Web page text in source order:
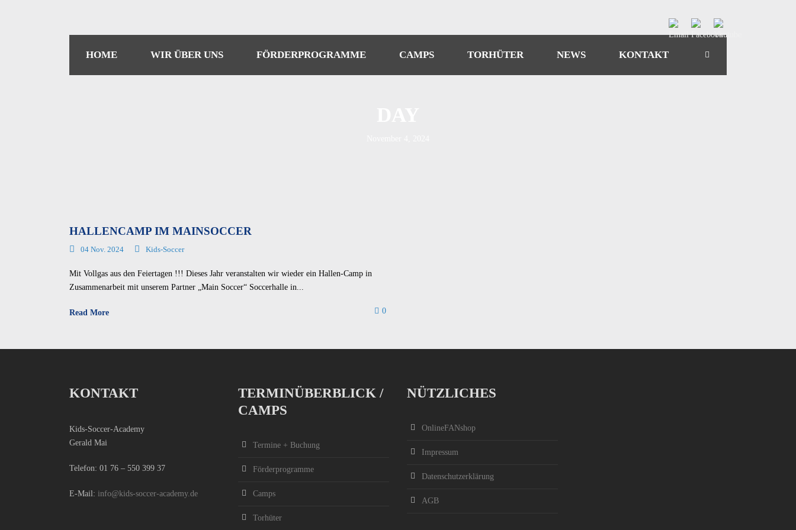
HOME WIR ÜBER UNS FÖRDERPROGRAMME CAMPS TORHÜTER NEWS KONTAKT
HALLENCAMP IM MAINSOCCER
04 Nov. 2024 Kids-Soccer
Mit Vollgas aus den Feiertagen !!! Dieses Jahr veranstalten wir wieder ein Hallen-Camp in
Zusammenarbeit mit unserem Partner „Main Soccer“ Soccerhalle in...
Read More 0
KONTAKT
Kids-Soccer-Academy
Gerald Mai
Telefon: 01 76 – 550 399 37
E-Mail: info@kids-soccer-academy.de
TERMINÜBERBLICK /
CAMPS
Termine + Buchung
Förderprogramme
Camps
Torhüter
NÜTZLICHES
OnlineFANshop
Impressum
Datenschutzerklärung
AGB